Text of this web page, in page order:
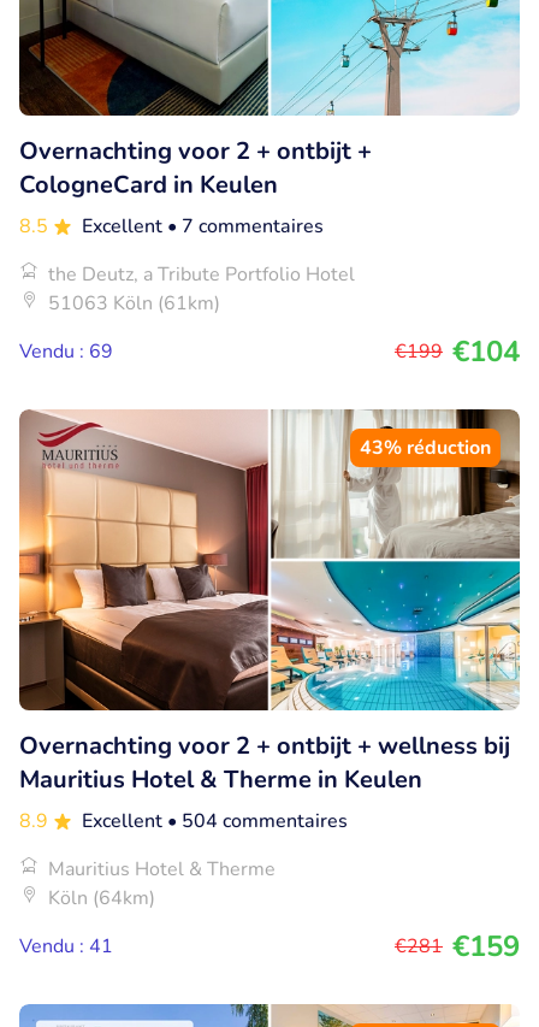
Overnachting voor 2 + ontbijt +
CologneCard in Keulen
8.5 Excellent • 7 commentaires
the Deutz, a Tribute Portfolio Hotel
51063 Köln (61km)
Vendu : 69
€199 €104
43% réduction
Overnachting voor 2 + ontbijt + wellness bij
Mauritius Hotel & Therme in Keulen
8.9 Excellent • 504 commentaires
Mauritius Hotel & Therme
Köln (64km)
Vendu : 41
€281 €159